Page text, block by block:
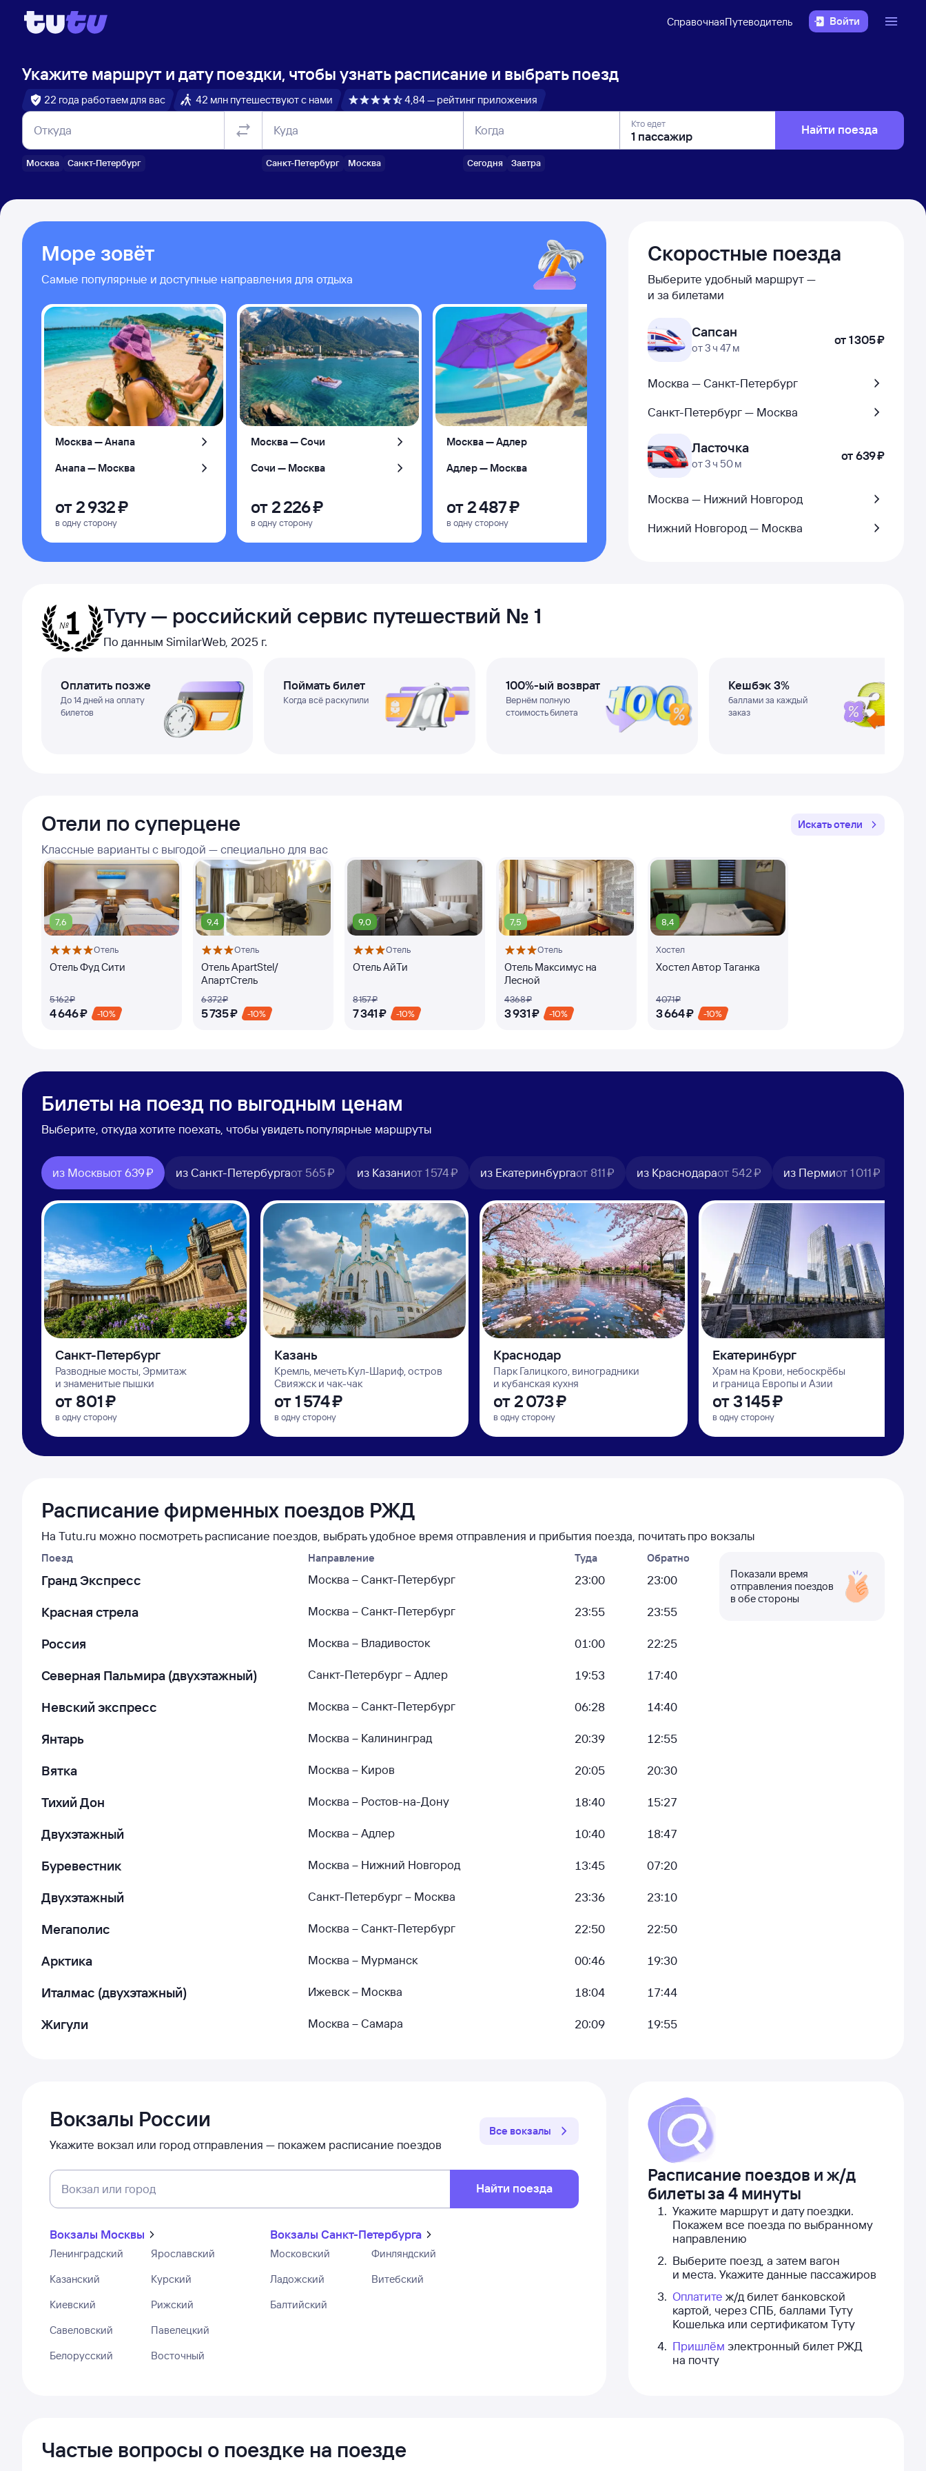
СправочнаяПутеводитель Войти
Укажите маршрут и дату поездки, чтобы узнать расписание и выбрать поезд
22 года работаем для вас 42 млн путешествуют с нами 4,84 — рейтинг приложения
Откуда
Москва Санкт-Петербург
Куда
Санкт-Петербург Москва
Когда
Сегодня Завтра
Кто едет Найти поезда
Море зовёт
Самые популярные и доступные направления для отдыха
Москва — Анапа
Анапа — Москва
от 2 ⁠932 ⁠₽
в одну сторону
Москва — Сочи
Сочи — Москва
от 2 ⁠226 ⁠₽
в одну сторону
Москва — Адлер
Адлер — Москва
от 2 ⁠487 ⁠₽
в одну сторону
Скоростные поезда
Выберите удобный маршрут —
и за билетами
Сапсан
от 3 ч 47 м
от1 ⁠305 ⁠₽
Москва — Санкт-Петербург
Санкт-Петербург — Москва
Ласточка
от 3 ч 50 м
от639 ⁠₽
Москва — Нижний Новгород
Нижний Новгород — Москва
Расписание фирменных поездов РЖД
На Tutu.ru можно посмотреть расписание поездов, выбрать удобное время отправления и прибытия поезда, почитать про вокзалы
Показали время
отправления поездов
в обе стороны
Поезд Направление Туда Обратно
Гранд Экспресс Москва – Санкт-Петербург 23:00 23:00
Красная стрела Москва – Санкт-Петербург 23:55 23:55
Россия Москва – Владивосток 01:00 22:25
Северная Пальмира (двухэтажный) Санкт-Петербург – Адлер 19:53 17:40
Невский экспресс Москва – Санкт-Петербург 06:28 14:40
Янтарь Москва – Калининград 20:39 12:55
Вятка Москва – Киров 20:05 20:30
Тихий Дон Москва – Ростов-на-Дону 18:40 15:27
Двухэтажный Москва – Адлер 10:40 18:47
Буревестник Москва – Нижний Новгород 13:45 07:20
Двухэтажный Санкт-Петербург – Москва 23:36 23:10
Мегаполис Москва – Санкт-Петербург 22:50 22:50
Арктика Москва – Мурманск 00:46 19:30
Италмас (двухэтажный) Ижевск – Москва 18:04 17:44
Жигули Москва – Самара 20:09 19:55
Туту — российский сервис путешествий № 1
По данным SimilarWeb, 2025 г.
Оплатить позже
До 14 дней на оплату
билетов
Поймать билет
Когда всё раскупили
100%-ый возврат
Вернём полную
стоимость билета
Кешбэк 3%
баллами за каждый
заказ
Отели по суперцене Искать отели
Классные варианты с выгодой — специально для вас
7,6
Отель
Отель Фуд Сити
5 ⁠162 ⁠₽
4 ⁠646 ⁠₽ -10%
9,4
Отель
Отель ApartStel/
АпартСтель
6 ⁠372 ⁠₽
5 ⁠735 ⁠₽ -10%
9,0
Отель
Отель АйТи
8 ⁠157 ⁠₽
7 ⁠341 ⁠₽ -10%
7,5
Отель
Отель Максимус на
Лесной
4 ⁠368 ⁠₽
3 ⁠931 ⁠₽ -10%
8,4
Хостел
Хостел Автор Таганка
4 ⁠071 ⁠₽
3 ⁠664 ⁠₽ -10%
Билеты на поезд по выгодным ценам
Выберите, откуда хотите поехать, чтобы увидеть популярные маршруты
из Москвыот639 ⁠₽ из Санкт-Петербургаот 565 ⁠₽ из Казаниот1 ⁠574 ⁠₽ из Екатеринбургаот 811 ⁠₽ из Краснодараот 542 ⁠₽ из Пермиот1 ⁠011 ⁠₽
Санкт-Петербург
Разводные мосты, Эрмитаж
и знаменитые пышки
от 801 ⁠₽
в одну сторону
Казань
Кремль, мечеть Кул-Шариф, остров
Свияжск и чак-чак
от1 ⁠574 ⁠₽
в одну сторону
Краснодар
Парк Галицкого, виноградники
и кубанская кухня
от 2 ⁠073 ⁠₽
в одну сторону
Екатеринбург
Храм на Крови, небоскрёбы
и граница Европы и Азии
от3 ⁠145 ⁠₽
в одну сторону
Расписание поездов и ж/д
билетыза 4 минуты
Укажите маршрут и дату поездки.
Покажем все поезда по выбранному
направлению
Выберите поезд, а затем вагон
и места. Укажите данные пассажиров
Оплатите ж/д билет банковской
картой, через СПБ, баллами Туту
Кошелька или сертификатом Туту
Пришлём электронный билет РЖД
на почту
Вокзалы России
Укажите вокзал или город отправления — покажем расписание поездов
Вокзал или город Найти поезда
Вокзалы Москвы
Ленинградский
Ярославский
Казанский
Курский
Киевский
Рижский
Савеловский
Павелецкий
Белорусский
Восточный
Вокзалы Санкт-Петербурга
Московский
Финляндский
Ладожский
Витебский
Балтийский
Все вокзалы
Частые вопросы о поездке на поезде